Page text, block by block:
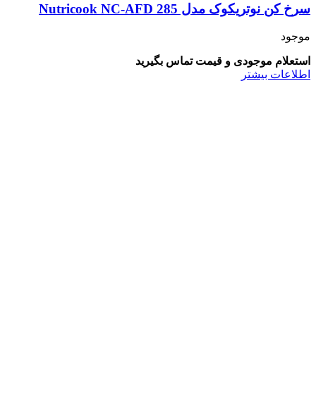
سرخ کن نوتریکوک مدل Nutricook NC-AFD 285
موجود
استعلام موجودی و قیمت تماس بگیرید
اطلاعات بیشتر